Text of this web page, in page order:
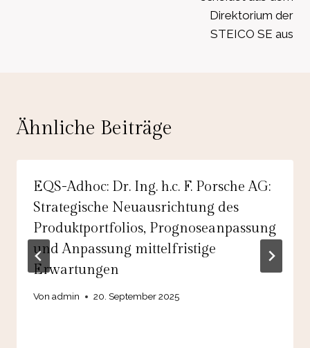
Direktorium der
STEICO SE aus
Ähnliche Beiträge
EQS-Adhoc: Dr. Ing. h.c. F. Porsche AG:
Strategische Neuausrichtung des
Produktportfolios, Prognoseanpassung
und Anpassung mittelfristige
Erwartungen
Von admin 20. September 2025